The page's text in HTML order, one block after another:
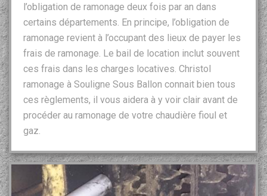
l’obligation de ramonage deux fois par an dans
certains départements. En principe, l’obligation de
ramonage revient à l’occupant des lieux de payer les
frais de ramonage. Le bail de location inclut souvent
ces frais dans les charges locatives. Christol
ramonage à Souligne Sous Ballon connait bien tous
ces règlements, il vous aidera à y voir clair avant de
procéder au ramonage de votre chaudière fioul et
gaz.